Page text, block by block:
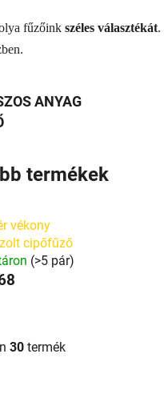
fűzőink széles választékát.
ANYAG
termékek
vékony
cipőfűző
(>5 pár)
30 termék